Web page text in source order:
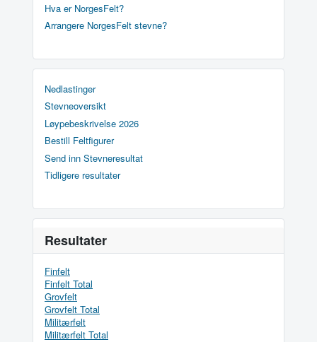
Hva er NorgesFelt?
Arrangere NorgesFelt stevne?
Nedlastinger
Stevneoversikt
Løypebeskrivelse 2026
Bestill Feltfigurer
Send inn Stevneresultat
Tidligere resultater
Resultater
Finfelt
Finfelt Total
Grovfelt
Grovfelt Total
Militærfelt
Militærfelt Total